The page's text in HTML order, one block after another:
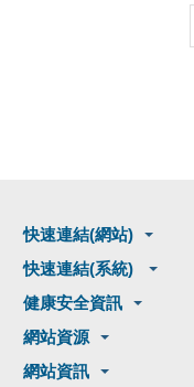
快速連結(網站)
快速連結(系統)
健康安全資訊
網站資源
網站資訊